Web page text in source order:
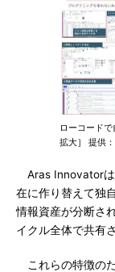
ローコード
拡大］ 提供
Aras Innovatorは
在に作り替えて独
情報資産が分断さ
イクル全体で共有
これらの特徴の